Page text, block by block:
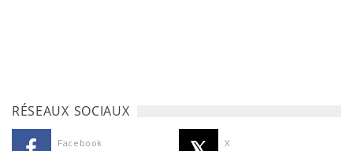
RÉSEAUX SOCIAUX
Facebook X